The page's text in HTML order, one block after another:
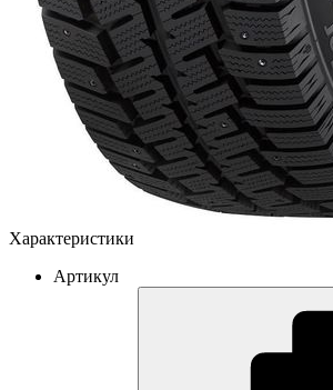
Характеристики
Артикул